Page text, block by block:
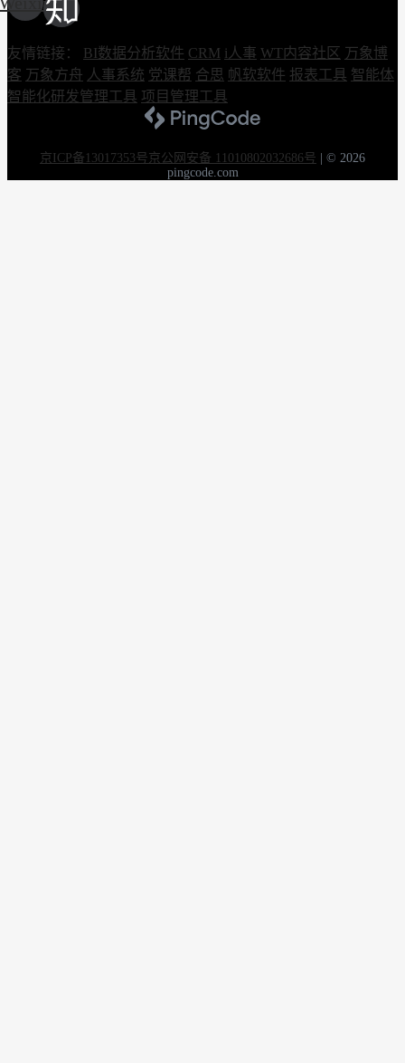
友情链接： BI数据分析软件 CRM i人事 WT内容社区 万象博
客 万象方舟 人事系统 党课帮 合思 帆软软件 报表工具 智能体
智能化研发管理工具 项目管理工具
京ICP备13017353号京公网安备 11010802032686号
© 2026
pingcode.com